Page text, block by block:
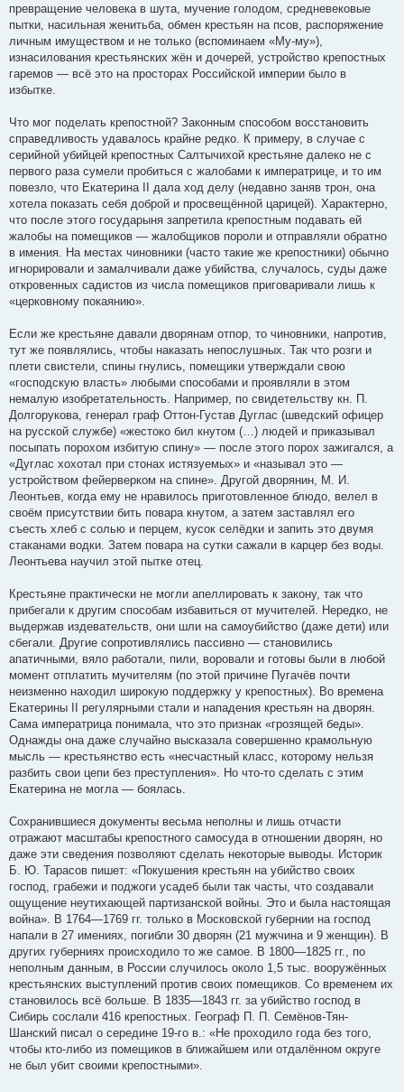
превращение человека в шута, мучение голодом, средневековые
пытки, насильная женитьба, обмен крестьян на псов, распоряжение
личным имуществом и не только (вспоминаем «Му-му»),
изнасилования крестьянских жён и дочерей, устройство крепостных
гаремов — всё это на просторах Российской империи было в
избытке.
Что мог поделать крепостной? Законным способом восстановить
справедливость удавалось крайне редко. К примеру, в случае с
серийной убийцей крепостных Салтычихой крестьяне далеко не с
первого раза сумели пробиться с жалобами к императрице, и то им
повезло, что Екатерина II дала ход делу (недавно заняв трон, она
хотела показать себя доброй и просвещённой царицей). Характерно,
что после этого государыня запретила крепостным подавать ей
жалобы на помещиков — жалобщиков пороли и отправляли обратно
в имения. На местах чиновники (часто такие же крепостники) обычно
игнорировали и замалчивали даже убийства, случалось, суды даже
откровенных садистов из числа помещиков приговаривали лишь к
«церковному покаянию».
Если же крестьяне давали дворянам отпор, то чиновники, напротив,
тут же появлялись, чтобы наказать непослушных. Так что розги и
плети свистели, спины гнулись, помещики утверждали свою
«господскую власть» любыми способами и проявляли в этом
немалую изобретательность. Например, по свидетельству кн. П.
Долгорукова, генерал граф Оттон-Густав Дуглас (шведский офицер
на русской службе) «жестоко бил кнутом (…) людей и приказывал
посыпать порохом избитую спину» — после этого порох зажигался, а
«Дуглас хохотал при стонах истязуемых» и «называл это —
устройством фейерверком на спине». Другой дворянин, М. И.
Леонтьев, когда ему не нравилось приготовленное блюдо, велел в
своём присутствии бить повара кнутом, а затем заставлял его
съесть хлеб с солью и перцем, кусок селёдки и запить это двумя
стаканами водки. Затем повара на сутки сажали в карцер без воды.
Леонтьева научил этой пытке отец.
Крестьяне практически не могли апеллировать к закону, так что
прибегали к другим способам избавиться от мучителей. Нередко, не
выдержав издевательств, они шли на самоубийство (даже дети) или
сбегали. Другие сопротивлялись пассивно — становились
апатичными, вяло работали, пили, воровали и готовы были в любой
момент отплатить мучителям (по этой причине Пугачёв почти
неизменно находил широкую поддержку у крепостных). Во времена
Екатерины II регулярными стали и нападения крестьян на дворян.
Сама императрица понимала, что это признак «грозящей беды».
Однажды она даже случайно высказала совершенно крамольную
мысль — крестьянство есть «несчастный класс, которому нельзя
разбить свои цепи без преступления». Но что-то сделать с этим
Екатерина не могла — боялась.
Сохранившиеся документы весьма неполны и лишь отчасти
отражают масштабы крепостного самосуда в отношении дворян, но
даже эти сведения позволяют сделать некоторые выводы. Историк
Б. Ю. Тарасов пишет: «Покушения крестьян на убийство своих
господ, грабежи и поджоги усадеб были так часты, что создавали
ощущение неутихающей партизанской войны. Это и была настоящая
война». В 1764—1769 гг. только в Московской губернии на господ
напали в 27 имениях, погибли 30 дворян (21 мужчина и 9 женщин). В
других губерниях происходило то же самое. В 1800—1825 гг., по
неполным данным, в России случилось около 1,5 тыс. вооружённых
крестьянских выступлений против своих помещиков. Со временем их
становилось всё больше. В 1835—1843 гг. за убийство господ в
Сибирь сослали 416 крепостных. Географ П. П. Семёнов-Тян-
Шанский писал о середине 19-го в.: «Не проходило года без того,
чтобы кто-либо из помещиков в ближайшем или отдалённом округе
не был убит своими крепостными».